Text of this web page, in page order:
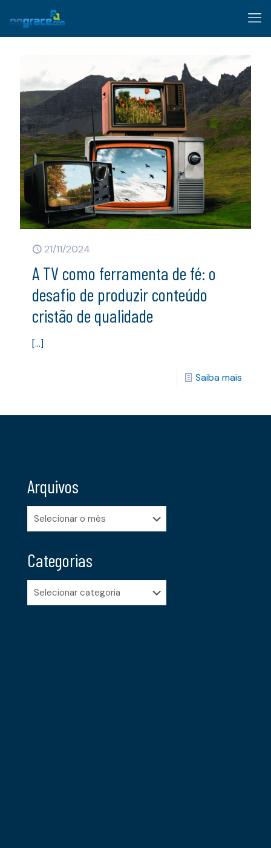
21/11/2024
A TV como ferramenta de fé: o
desafio de produzir conteúdo
cristão de qualidade
[…]
Saiba mais
Arquivos
Arquivos
Categorias
Categorias